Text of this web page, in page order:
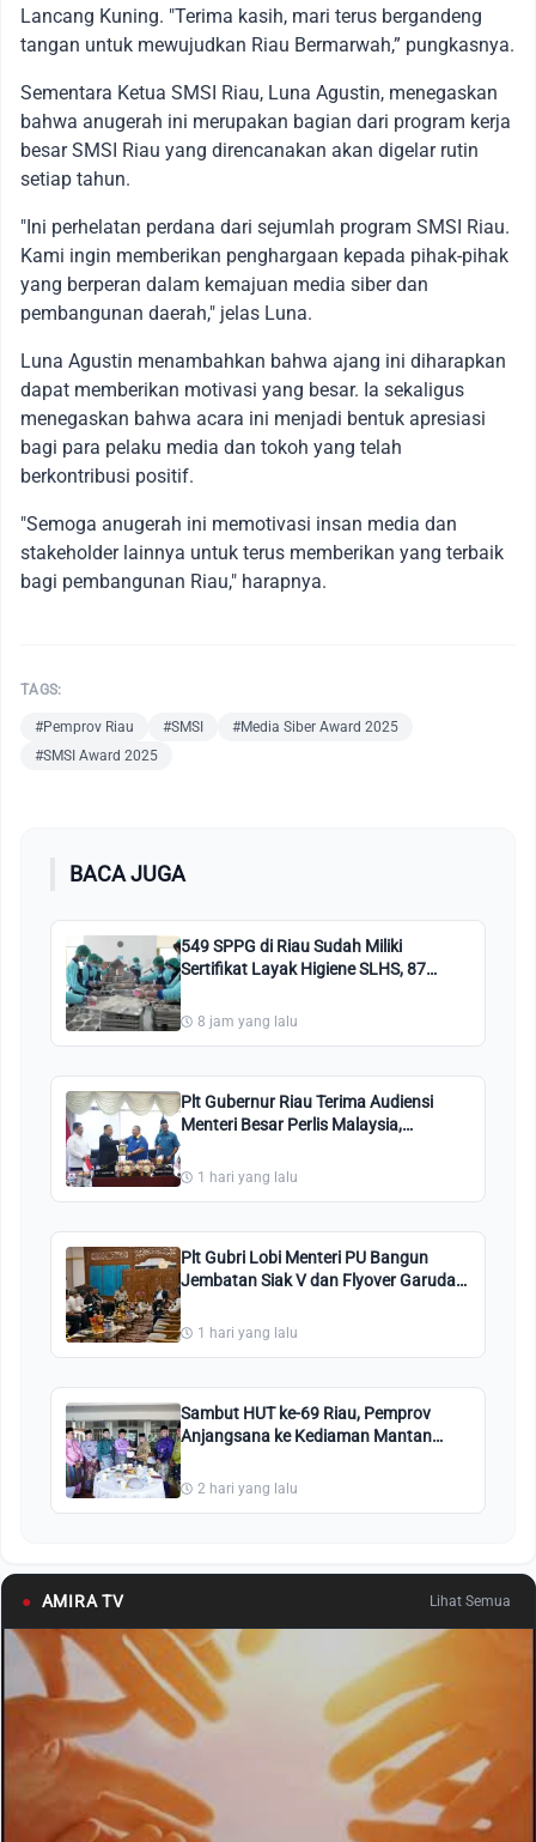
Lancang Kuning. "Terima kasih, mari terus bergandeng
tangan untuk mewujudkan Riau Bermarwah,” pungkasnya.
Sementara Ketua SMSI Riau, Luna Agustin, menegaskan
bahwa anugerah ini merupakan bagian dari program kerja
besar SMSI Riau yang direncanakan akan digelar rutin
setiap tahun.
"Ini perhelatan perdana dari sejumlah program SMSI Riau.
Kami ingin memberikan penghargaan kepada pihak-pihak
yang berperan dalam kemajuan media siber dan
pembangunan daerah," jelas Luna.
Luna Agustin menambahkan bahwa ajang ini diharapkan
dapat memberikan motivasi yang besar. Ia sekaligus
menegaskan bahwa acara ini menjadi bentuk apresiasi
bagi para pelaku media dan tokoh yang telah
berkontribusi positif.
"Semoga anugerah ini memotivasi insan media dan
stakeholder lainnya untuk terus memberikan yang terbaik
bagi pembangunan Riau," harapnya.
TAGS:
#Pemprov Riau #SMSI
#Media Siber Award 2025
#SMSI Award 2025
BACA JUGA
549 SPPG di Riau Sudah Miliki
Sertifikat Layak Higiene SLHS, 87
8 jam yang lalu
Plt Gubernur Riau Terima Audiensi
Menteri Besar Perlis Malaysia,
dan Wisata
1 hari yang lalu
Plt Gubri Lobi Menteri PU Bangun
Jembatan Siak V dan Flyover Garuda
1 hari yang lalu
Sambut HUT ke-69 Riau, Pemprov
Anjangsana ke Kediaman Mantan
2 hari yang lalu
● AMIRA TV Lihat Semua